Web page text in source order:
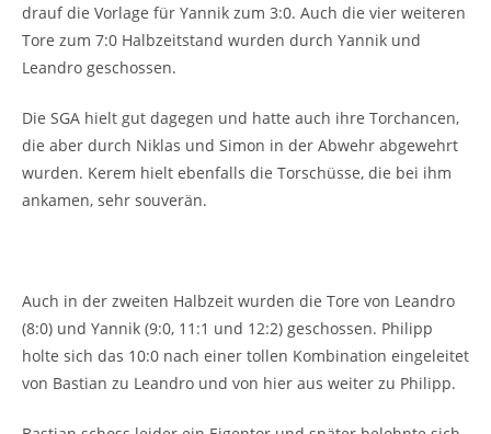
drauf die Vorlage für Yannik zum 3:0. Auch die vier weiteren
Tore zum 7:0 Halbzeitstand wurden durch Yannik und
Leandro geschossen.
Die SGA hielt gut dagegen und hatte auch ihre Torchancen,
die aber durch Niklas und Simon in der Abwehr abgewehrt
wurden. Kerem hielt ebenfalls die Torschüsse, die bei ihm
ankamen, sehr souverän.
Auch in der zweiten Halbzeit wurden die Tore von Leandro
(8:0) und Yannik (9:0, 11:1 und 12:2) geschossen. Philipp
holte sich das 10:0 nach einer tollen Kombination eingeleitet
von Bastian zu Leandro und von hier aus weiter zu Philipp.